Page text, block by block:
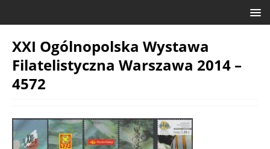
XXI Ogólnopolska Wystawa
Filatelistyczna Warszawa 2014 –
4572